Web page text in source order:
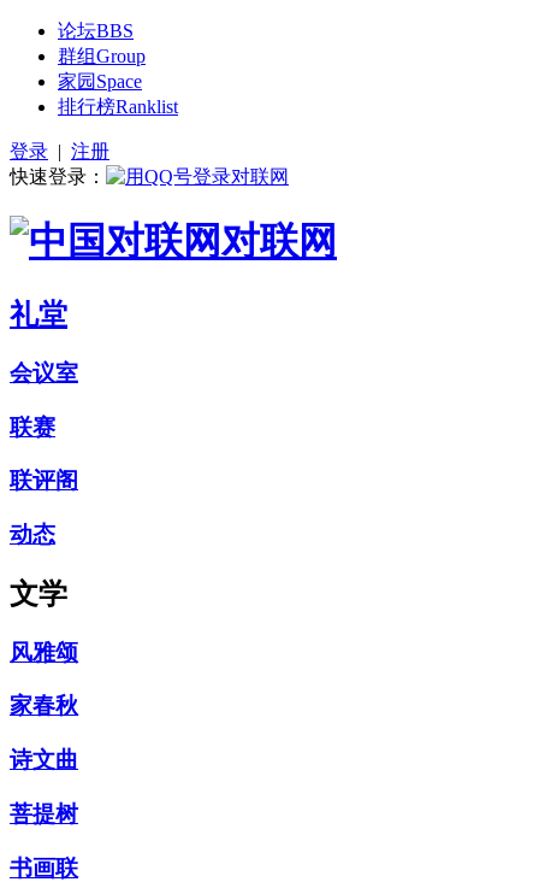
论坛BBS
群组Group
家园 Space
排行榜Ranklist
登录 | 注册
快速登录：
对联网
礼堂
会议室
联赛
联评阁
动态
文学
风雅颂
家春秋
诗文曲
菩提树
书画联